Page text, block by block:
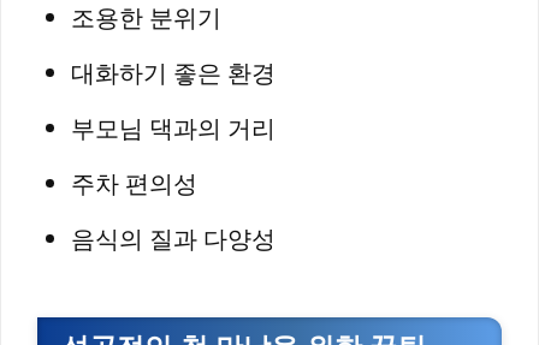
조용한 분위기
대화하기 좋은 환경
부모님 댁과의 거리
주차 편의성
음식의 질과 다양성